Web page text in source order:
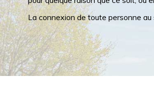
La connexion de toute personne